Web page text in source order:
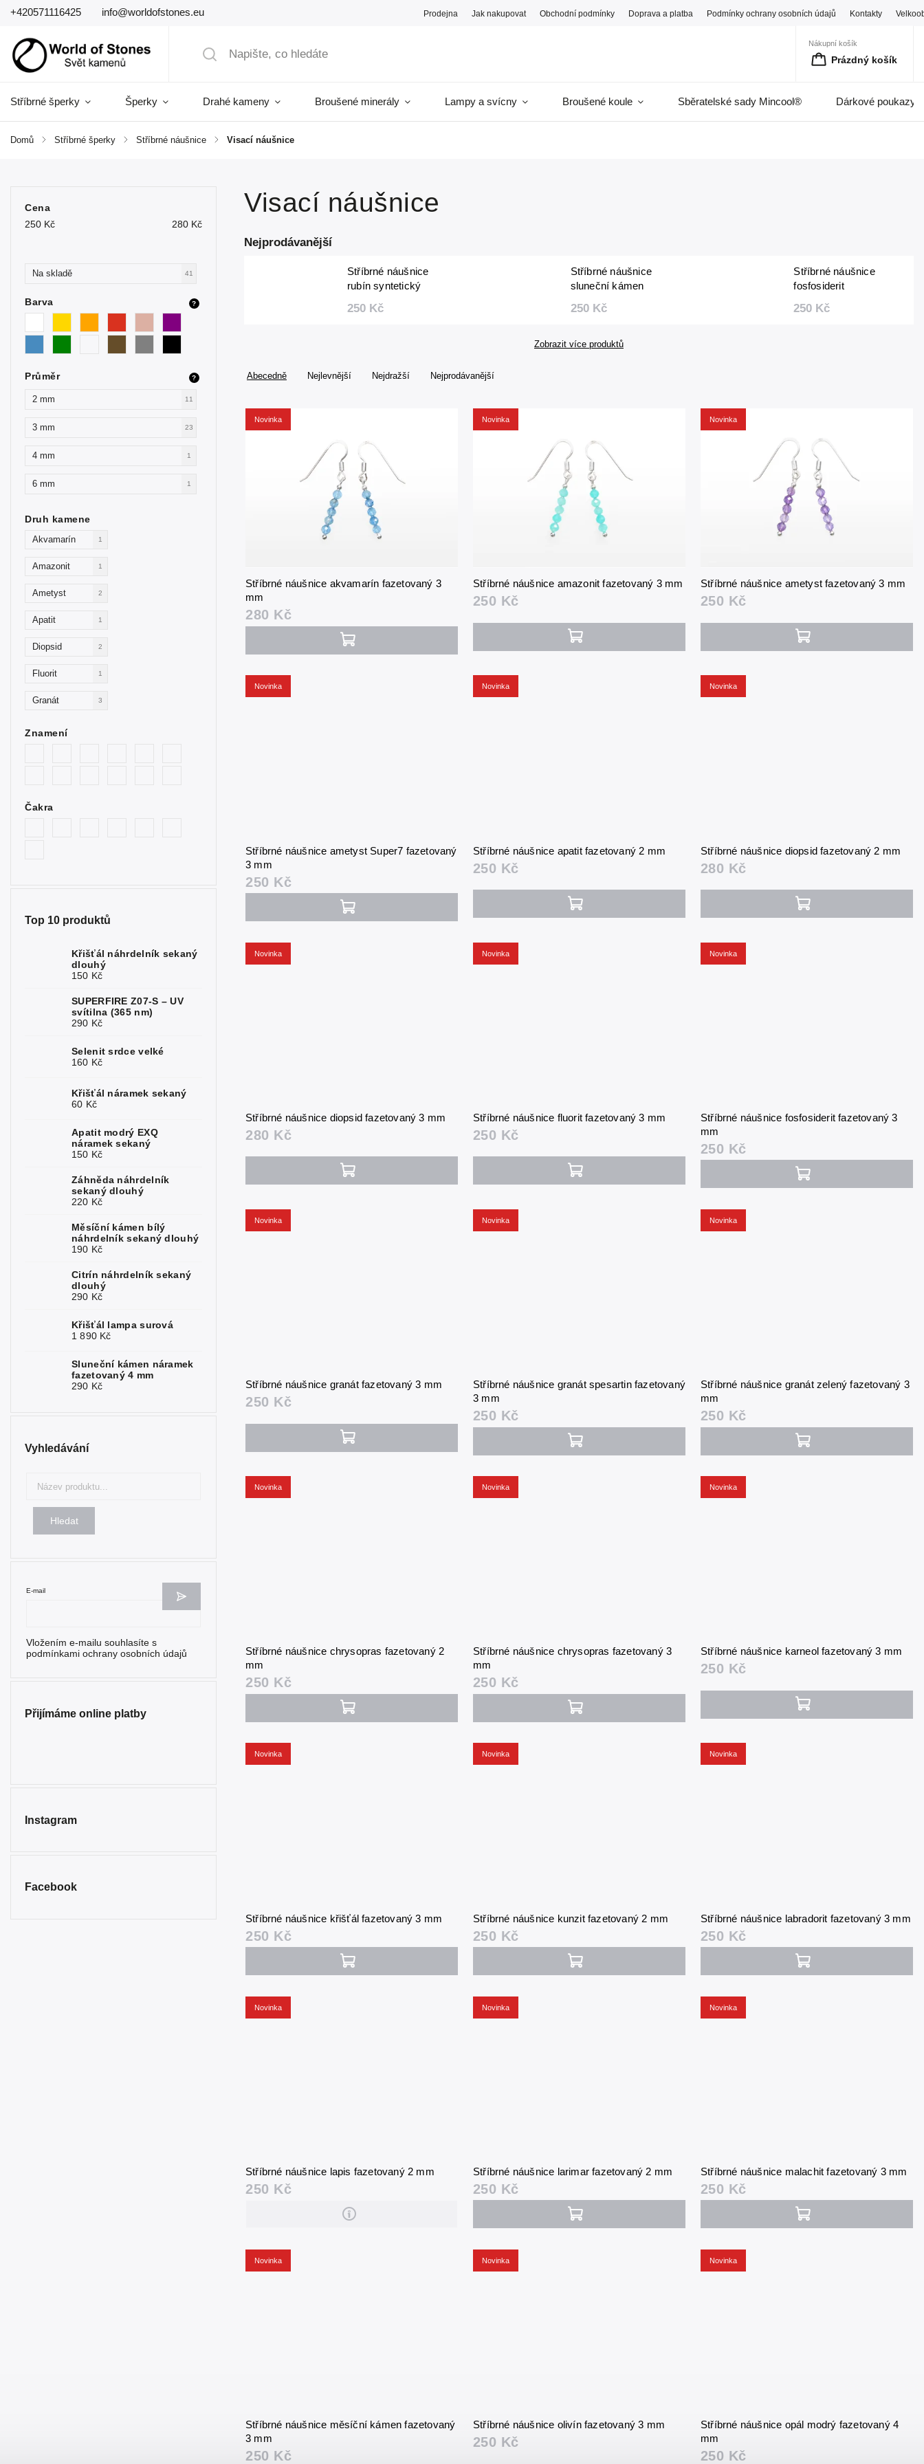
+420571116425 info@worldofstones.eu Prodejna Jak nakupovat Obchodní podmínky Doprava a platba Podmínky ochrany osobních údajů Kontakty
Nákupní košík
Prázdný košík
Stříbrné šperky Šperky Drahé kameny Broušené minerály Lampy a svícny Broušené koule Sběratelské sady Mincool® Dárkové poukazy
Domů / Stříbrné šperky / Stříbrné náušnice / Visací náušnice
Cena
250 Kč 280 Kč
Na skladě 41
Barva ?
Průměr ?
2 mm 11
3 mm 23
4 mm 1
6 mm 1
Druh kamene
Akvamarín 1
Amazonit 1
Ametyst 2
Apatit 1
Diopsid 2
Fluorit 1
Granát 3
Chrysopras
Kunzit
Malachit
2
1
1
1
2
2
2
1
Fosfosiderit 1
Znamení
Čakra
Top 10 produktů
Křišťál náhrdelník sekaný
dlouhý
150 Kč
SUPERFIRE Z07-S – UV
svítilna (365 nm)
290 Kč
Selenit srdce velké
160 Kč
Křišťál náramek sekaný
60 Kč
Apatit modrý EXQ
náramek sekaný
150 Kč
Záhněda náhrdelník
sekaný dlouhý
220 Kč
Měsíční kámen bílý
náhrdelník sekaný dlouhý
190 Kč
Citrín náhrdelník sekaný
dlouhý
290 Kč
Křišťál lampa surová
1 890 Kč
Sluneční kámen náramek
fazetovaný 4 mm
290 Kč
Vyhledávání
Hledat
E-mail
Vložením e-mailu souhlasíte s
podmínkami ochrany osobních údajů
Přijímáme online platby
Instagram
Facebook
Visací náušnice
Nejprodávanější
Stříbrné náušnice
rubín syntetický
250 Kč
Stříbrné náušnice
sluneční kámen
250 Kč
Stříbrné náušnice
fosfosiderit
250 Kč
Zobrazit více produktů
Abecedně Nejlevnější Nejdražší Nejprodávanější
Novinka
Stříbrné náušnice akvamarín fazetovaný 3
mm
280 Kč
Novinka
Stříbrné náušnice amazonit fazetovaný 3 mm
250 Kč
Novinka
Stříbrné náušnice ametyst fazetovaný 3 mm
250 Kč
Novinka
Stříbrné náušnice ametyst Super7 fazetovaný
3 mm
250 Kč
Novinka
Stříbrné náušnice apatit fazetovaný 2 mm
250 Kč
Novinka
Stříbrné náušnice diopsid fazetovaný 2 mm
280 Kč
Novinka
Stříbrné náušnice diopsid fazetovaný 3 mm
280 Kč
Novinka
Stříbrné náušnice fluorit fazetovaný 3 mm
250 Kč
Novinka
Stříbrné náušnice fosfosiderit fazetovaný 3
mm
250 Kč
Novinka
Stříbrné náušnice granát fazetovaný 3 mm
250 Kč
Novinka
Stříbrné náušnice granát spesartin fazetovaný
3 mm
250 Kč
Novinka
Stříbrné náušnice granát zelený fazetovaný 3
mm
250 Kč
Novinka
Stříbrné náušnice chrysopras fazetovaný 2
mm
250 Kč
Novinka
Stříbrné náušnice chrysopras fazetovaný 3
mm
250 Kč
Novinka
Stříbrné náušnice karneol fazetovaný 3 mm
250 Kč
Novinka
Stříbrné náušnice křišťál fazetovaný 3 mm
250 Kč
Novinka
Stříbrné náušnice kunzit fazetovaný 2 mm
250 Kč
Novinka
Stříbrné náušnice labradorit fazetovaný 3 mm
250 Kč
Novinka
Stříbrné náušnice lapis fazetovaný 2 mm
250 Kč
Novinka
Stříbrné náušnice larimar fazetovaný 2 mm
250 Kč
Novinka
Stříbrné náušnice malachit fazetovaný 3 mm
250 Kč
Novinka
Stříbrné náušnice měsíční kámen fazetovaný
3 mm
250 Kč
Novinka
Stříbrné náušnice olivín fazetovaný 3 mm
250 Kč
Novinka
Stříbrné náušnice opál modrý fazetovaný 4
mm
250 Kč